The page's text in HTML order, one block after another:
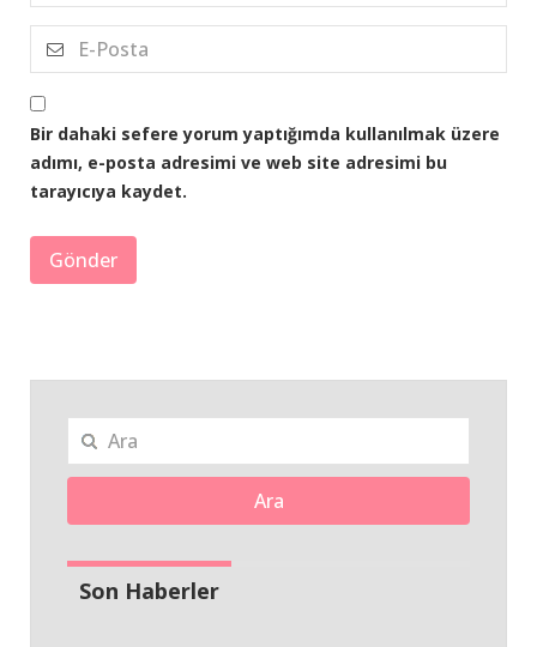
Bir dahaki sefere yorum yaptığımda kullanılmak üzere
adımı, e-posta adresimi ve web site adresimi bu
tarayıcıya kaydet.
Ara
Son Haberler